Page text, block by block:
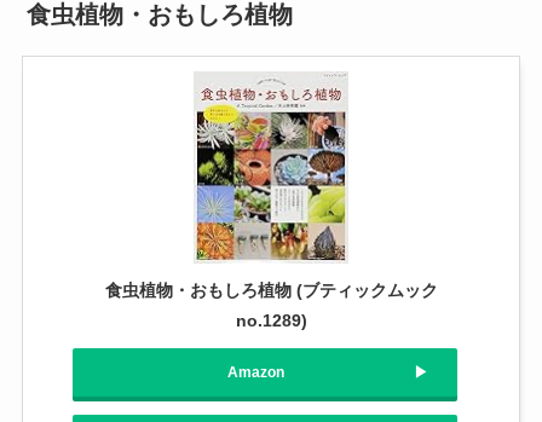
食虫植物・おもしろ植物
食虫植物・おもしろ植物 (ブティックムック
no.1289)
Amazon